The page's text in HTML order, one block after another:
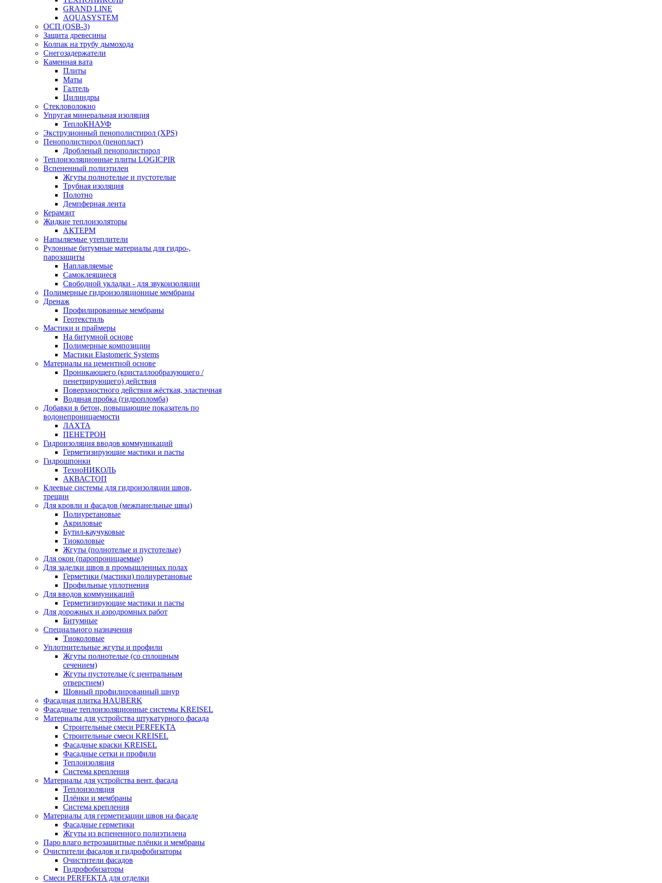
GRAND LINE
AQUASYSTEM
ОСП (OSB-3)
Защита древесины
Колпак на трубу дымохода
Снегозадержатели
Каменная вата
Плиты
Маты
Галтель
Цилиндры
Стекловолокно
Упругая минеральная изоляция
ТеплоКНАУФ
Экструзионный пенополистирол (XPS)
Пенополистирол (пенопласт)
Дробленый пенополистирол
Теплоизоляционные плиты LOGICPIR
Вспененный полиэтилен
Жгуты полнотелые и пустотелые
Трубная изоляция
Полотно
Демпферная лента
Керамзит
Жидкие теплоизоляторы
АКТЕРМ
Напыляемые утеплители
Рулонные битумные материалы для гидро-,
парозащиты
Наплавляемые
Самоклеящиеся
Свободной укладки - для звукоизоляции
Полимерные гидроизоляционные мембраны
Дренаж
Профилированные мембраны
Геотекстиль
Мастики и праймеры
На битумной основе
Полимерные композиции
Мастики Elastomeric Systems
Материалы на цементной основе
Проникающего (кристаллообразующего /
пенетрирующего) действия
Поверхностного действия жёсткая, эластичная
Водяная пробка (гидропломба)
Добавки в бетон, повышающие показатель по
водонепроницаемости
ЛАХТА
ПЕНЕТРОН
Гидроизоляция вводов коммуникаций
Герметизирующие мастики и пасты
Гидрошпонки
ТехноНИКОЛЬ
АКВАСТОП
Клеевые системы для гидроизоляции швов,
трещин
Для кровли и фасадов (межпанельные швы)
Полиуретановые
Акриловые
Бутил-каучуковые
Тиоколовые
Жгуты (полнотелые и пустотелые)
Для окон (паропроницаемые)
Для заделки швов в промышленных полах
Герметики (мастики) полиуретановые
Профильные уплотнения
Для вводов коммуникаций
Герметизирующие мастики и пасты
Для дорожных и аэродромных работ
Битумные
Специального назначения
Тиоколовые
Уплотнительные жгуты и профили
Жгуты полнотелые (со сплошным
сечением)
Жгуты пустотелые (с центральным
отверстием)
Шовный профилированный шнур
Фасадная плитка HAUBERK
Фасадные теплоизоляционные системы KREISEL
Материалы для устройства штукатурного фасада
Строительные смеси PERFEKTA
Строительные смеси KREISEL
Фасадные краски KREISEL
Фасадные сетки и профили
Теплоизоляция
Система крепления
Материалы для устройства вент. фасада
Теплоизоляция
Плёнки и мембраны
Система крепления
Материалы для герметизации швов на фасаде
Фасадные герметики
Жгуты из вспененного полиэтилена
Паро влаго ветрозащитные плёнки и мембраны
Очистители фасадов и гидрофобизаторы
Очистители фасадов
Гидрофобизаторы
Смеси PERFEKTA для отделки